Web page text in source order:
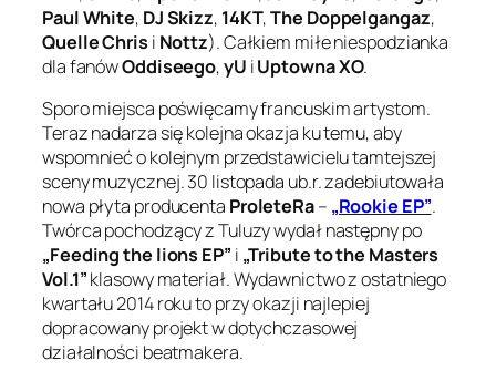
Paul White, DJ Skizz, 14KT,The Doppelgangaz,
Quelle Chris i Nottz). Całkiem miłe niespodzianka
dla fanówOddiseego,yU iUptowna XO.
Sporo miejsca poświęcamy francuskim artystom.
Teraz nadarza się kolejna okazja ku temu, aby
wspomnieć o kolejnym przedstawicielu tamtejszej
sceny muzycznej. 30 listopada ub.r. zadebiutowała
nowa płyta producenta ProleteRa– „Rookie EP”.
Twórca pochodzący z Tuluzy wydał następny po
„Feeding the lions EP” i „Tribute to the Masters
Vol.1”klasowy materiał. Wydawnictwo z ostatniego
kwartału 2014 roku to przy okazji najlepiej
dopracowany projekt w dotychczasowej
działalności beatmakera.